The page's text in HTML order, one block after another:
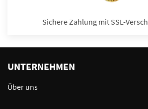
Sichere Zahlung mit SSL-
UNTERNEHMEN
Über uns